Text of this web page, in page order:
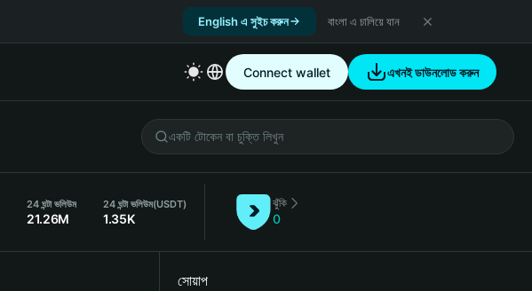
English এ সুইচ করুন বাংলা এ চালিয়ে যান
Connect wallet এখনই ডাউনলোড করুন
24 ঘন্টা ভলিউম
21.26M
24 ঘন্টা ভলিউম(USDT)
1.35K
ঝুঁকি
0
সোয়াপ